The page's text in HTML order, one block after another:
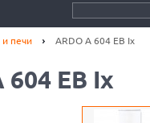
печи ARDO A 604 EB Ix
604 EB Ix